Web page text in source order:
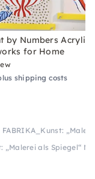
by Numbers Acrylic
for Home
shipping costs
FABRIKA_Kunst:
„Malerei als Spiegel“